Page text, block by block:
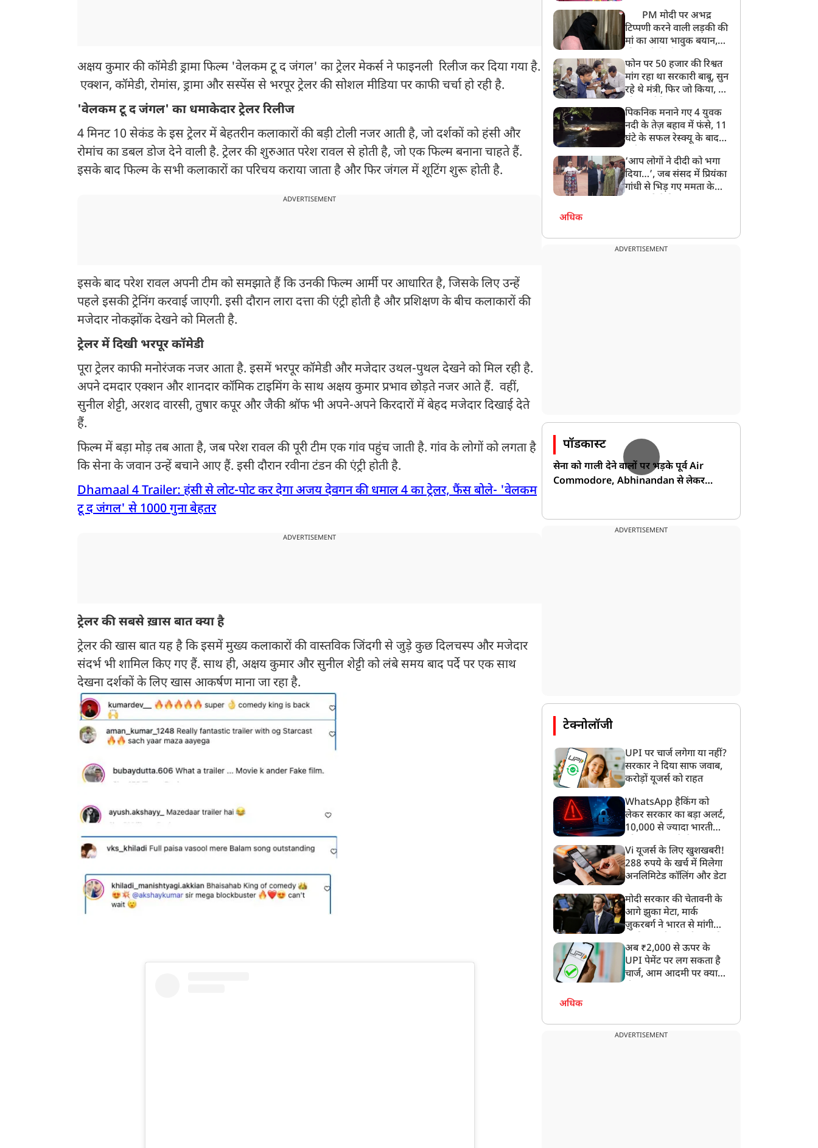
अक्षय कुमार की कॉमेडी ड्रामा फिल्म 'वेलकम टू द जंगल' का ट्रेलर मेकर्स ने फाइनली रिलीज कर दिया गया है.
एक्शन, कॉमेडी, रोमांस, ड्रामा और सस्पेंस से भरपूर ट्रेलर की सोशल मीडिया पर काफी चर्चा हो रही है.
'वेलकम टू द जंगल' का धमाकेदार ट्रेलर रिलीज
4 मिनट 10 सेकंड के इस ट्रेलर में बेहतरीन कलाकारों की बड़ी टोली नजर आती है, जो दर्शकों को हंसी और
रोमांच का डबल डोज देने वाली है. ट्रेलर की शुरुआत परेश रावल से होती है, जो एक फिल्म बनाना चाहते हैं.
इसके बाद फिल्म के सभी कलाकारों का परिचय कराया जाता है और फिर जंगल में शूटिंग शुरू होती है.
ADVERTISEMENT
इसके बाद परेश रावल अपनी टीम को समझाते हैं कि उनकी फिल्म आर्मी पर आधारित है, जिसके लिए उन्हें
पहले इसकी ट्रेनिंग करवाई जाएगी. इसी दौरान लारा दत्ता की एंट्री होती है और प्रशिक्षण के बीच कलाकारों की
मजेदार नोकझोंक देखने को मिलती है.
ट्रेलर में दिखी भरपूर कॉमेडी
पूरा ट्रेलर काफी मनोरंजक नजर आता है. इसमें भरपूर कॉमेडी और मजेदार उथल-पुथल देखने को मिल रही है.
अपने दमदार एक्शन और शानदार कॉमिक टाइमिंग के साथ अक्षय कुमार प्रभाव छोड़ते नजर आते हैं. वहीं,
सुनील शेट्टी, अरशद वारसी, तुषार कपूर और जैकी श्रॉफ भी अपने-अपने किरदारों में बेहद मजेदार दिखाई देते
हैं.
फिल्म में बड़ा मोड़ तब आता है, जब परेश रावल की पूरी टीम एक गांव पहुंच जाती है. गांव के लोगों को लगता है
कि सेना के जवान उन्हें बचाने आए हैं. इसी दौरान रवीना टंडन की एंट्री होती है.
Dhamaal 4 Trailer: हंसी से लोट-पोट कर देगा अजय देवगन की धमाल 4 का ट्रेलर, फैंस बोले- 'वेलकम
टू द जंगल' से 1000 गुना बेहतर
ADVERTISEMENT
ट्रेलर की सबसे ख़ास बात क्या है
ट्रेलर की खास बात यह है कि इसमें मुख्य कलाकारों की वास्तविक जिंदगी से जुड़े कुछ दिलचस्प और मजेदार
संदर्भ भी शामिल किए गए हैं. साथ ही, अक्षय कुमार और सुनील शेट्टी को लंबे समय बाद पर्दे पर एक साथ
देखना दर्शकों के लिए खास आकर्षण माना जा रहा है.
PM मोदी पर अभद्र
टिप्पणी करने वाली लड़की की
मां का आया भावुक बयान,
बेटी को गोद लें प्रधानमंत्री
फोन पर 50 हजार की रिश्वत
मांग रहा था सरकारी बाबू, सुन
रहे थे मंत्री, फिर जो किया, वो
पिकनिक मनाने गए 4 युवक
नदी के तेज़ बहाव में फंसे, 11
घंटे के सफल रेस्क्यू के बाद
‘आप लोगों ने दीदी को भगा
दिया…’, जब संसद में प्रियंका
गांधी से भिड़ गए ममता के
अधिक
ADVERTISEMENT
पॉडकास्ट
सेना को गाली देने वालों पर भड़के पूर्व Air
Commodore, Abhinandan से लेकर
ADVERTISEMENT
टेक्नोलॉजी
UPI पर चार्ज लगेगा या नहीं?
सरकार ने दिया साफ जवाब,
करोड़ों यूजर्स को राहत
WhatsApp हैकिंग को
लेकर सरकार का बड़ा अलर्ट,
10,000 से ज्यादा भारतीयों
गया
Vi यूजर्स के लिए खुशखबरी!
288 रुपये के खर्च में मिलेगा
अनलिमिटेड कॉलिंग और डेटा
मोदी सरकार की चेतावनी के
आगे झुका मेटा, मार्क
ज़ुकरबर्ग ने भारत से मांगी
अब ₹2,000 से ऊपर के
UPI पेमेंट पर लग सकता है
चार्ज, आम आदमी पर क्या
अधिक
ADVERTISEMENT